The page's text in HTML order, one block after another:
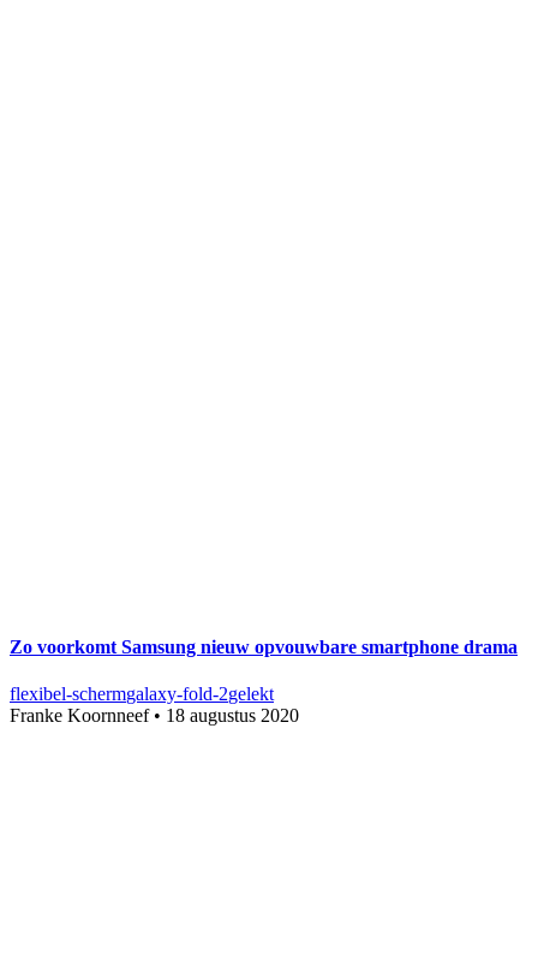
Zo voorkomt Samsung nieuw opvouwbare smartphone drama
flexibel-schermgalaxy-fold-2gelekt
Franke Koornneef• 18 augustus 2020